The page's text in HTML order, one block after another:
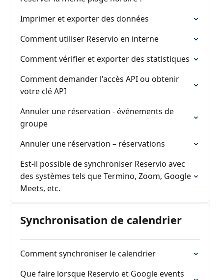
Imprimer et exporter des données
Comment utiliser Reservio en interne
Comment vérifier et exporter des statistiques
Comment demander l'accès API ou obtenir
votre clé API
Annuler une réservation - événements de
groupe
Annuler une réservation – réservations
Est-il possible de synchroniser Reservio avec
des systèmes tels que Termino, Zoom, Google
Meets, etc.
Synchronisation de calendrier
Comment synchroniser le calendrier
Que faire lorsque Reservio et Google events